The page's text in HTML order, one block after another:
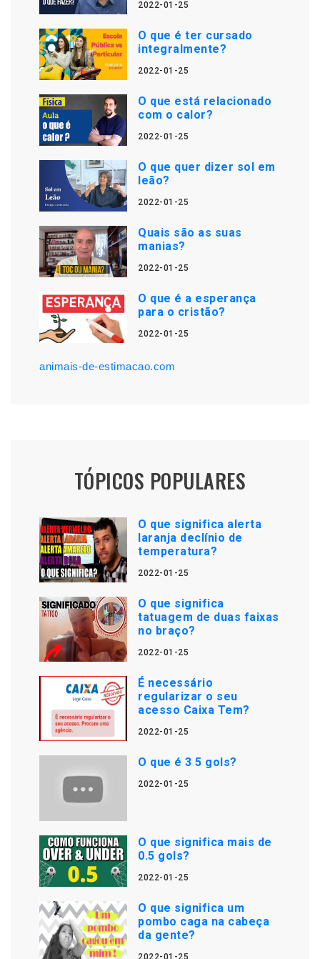
2022-01-25
O que é ter cursado
integralmente?
2022-01-25
O que está relacionado
com o calor?
2022-01-25
O que quer dizer sol em
leão?
2022-01-25
Quais são as suas
manias?
2022-01-25
O que é a esperança
para o cristão?
2022-01-25
animais-de-estimacao.com
TÓPICOS POPULARES
O que significa alerta
laranja declínio de
temperatura?
2022-01-25
O que significa
tatuagem de duas faixas
no braço?
2022-01-25
É necessário
regularizar o seu
acesso Caixa Tem?
2022-01-25
O que é 3 5 gols?
2022-01-25
O que significa mais de
0.5 gols?
2022-01-25
O que significa um
pombo caga na cabeça
da gente?